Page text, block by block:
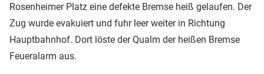
Rosenheimer Platz eine defekte Bremse heiß gelaufen. Der
Zug wurde evakuiert und fuhr leer weiter in Richtung
Hauptbahnhof. Dort löste der Qualm der heißen Bremse
Feueralarm aus.